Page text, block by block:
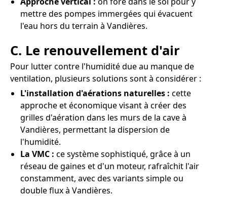
mettre des pompes immergées qui évacuent
l'eau hors du terrain à Vandières.
C. Le renouvellement d'air
Pour lutter contre l'humidité due au manque de
ventilation, plusieurs solutions sont à considérer :
L'installation d'aérations naturelles : cette
approche et économique visant à créer des
grilles d'aération dans les murs de la cave à
Vandières, permettant la dispersion de
l'humidité.
La VMC : ce système sophistiqué, grâce à un
réseau de gaines et d'un moteur, rafraîchit l'air
constamment, avec des variants simple ou
double flux à Vandières.